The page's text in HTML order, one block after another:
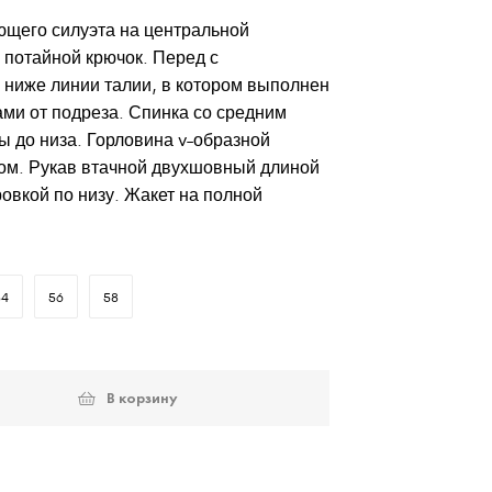
силуэта на центральной
потайной крючок. Перед с
линии талии, в котором выполнен
от подреза. Спинка со средним
низа. Горловина v-образной
Рукав втачной двухшовный длиной
по низу. Жакет на полной
56 58
В корзину